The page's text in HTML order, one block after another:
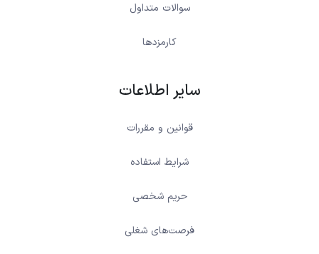
سوالات متداول
کارمزدها
سایر اطلاعات
قوانین و مقررات
شرایط استفاده
حریم شخصی
فرصت‌های شغلی